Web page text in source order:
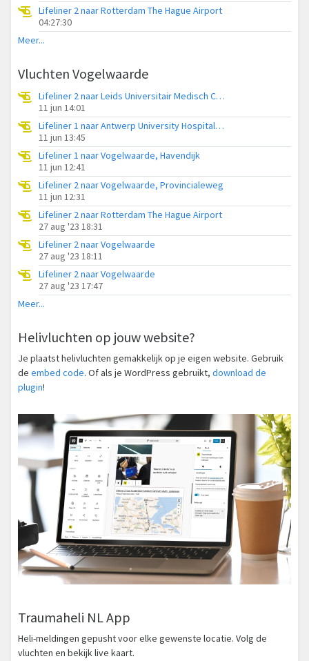
Lifeliner 2 naar Rotterdam The Hague Airport
04:27:30
Meer...
Vluchten Vogelwaarde
Lifeliner 2 naar Leids Universitair Medisch Centrum (LUMC)
11 jun 14:01
Lifeliner 1 naar Antwerp University Hospital Heliport
11 jun 13:45
Lifeliner 1 naar Vogelwaarde, Havendijk
11 jun 12:41
Lifeliner 2 naar Vogelwaarde, Provincialeweg
11 jun 12:31
Lifeliner 2 naar Rotterdam The Hague Airport
27 aug '23 18:31
Lifeliner 2 naar Vogelwaarde
27 aug '23 18:11
Lifeliner 2 naar Vogelwaarde
27 aug '23 17:47
Meer...
Helivluchten op jouw website?
Je plaatst helivluchten gemakkelijk op je eigen website. Gebruik
de embed code. Of als je WordPress gebruikt, download de
plugin!
Traumaheli NL App
Heli-meldingen gepusht voor elke gewenste locatie. Volg de
vluchten en bekijk live kaart.